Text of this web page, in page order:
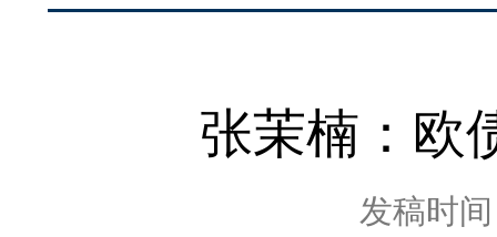
张茉楠：欧
发稿时